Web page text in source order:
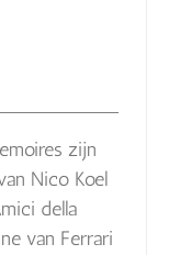
zijn
Nico Koel
della
van Ferrari